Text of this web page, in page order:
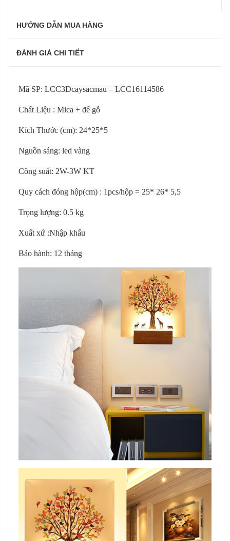
HƯỚNG DẪN MUA HÀNG
ĐÁNH GIÁ CHI TIẾT
Mã SP: LCC3Dcaysacmau – LCC16114586
Chất Liệu : Mica + đế gỗ
Kích Thước (cm): 24*25*5
Nguồn sáng: led vàng
Công suất: 2W-3W KT
Quy cách đóng hộp(cm) : 1pcs/hộp = 25* 26* 5,5
Trọng lượng: 0.5 kg
Xuất xứ :Nhập khẩu
Bảo hành: 12 tháng